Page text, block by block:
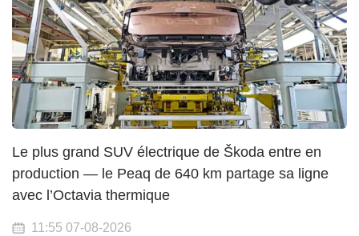
Le plus grand SUV électrique de Škoda entre en
production — le Peaq de 640 km partage sa ligne
avec l’Octavia thermique
11:55 07-08-2026